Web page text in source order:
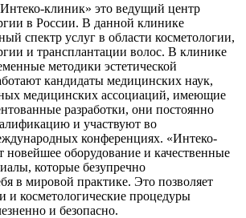
клиник» это ведущий центр
в России. В данной клинике
спектр услуг в области косметологии,
и трансплантации волос. В клинике
методики эстетической
кандидаты медицинских наук,
медицинских ассоциаций, имеющие
разработки, они постоянно
и участвуют во
конференциях. «Интеко-
новейшее оборудование и качественные
которые безупречно
в мировой практике. Это позволяет
и косметологические процедуры
и безопасно.